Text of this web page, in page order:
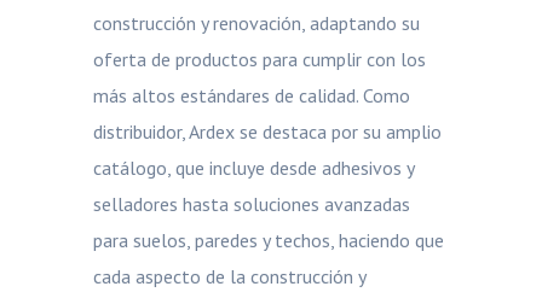
construcción y renovación, adaptando su
oferta de productos para cumplir con los
más altos estándares de calidad. Como
distribuidor, Ardex se destaca por su amplio
catálogo, que incluye desde adhesivos y
selladores hasta soluciones avanzadas
para suelos, paredes y techos, haciendo que
cada aspecto de la construcción y